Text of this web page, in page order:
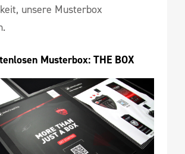
unsere Musterbox
Musterbox: THE BOX